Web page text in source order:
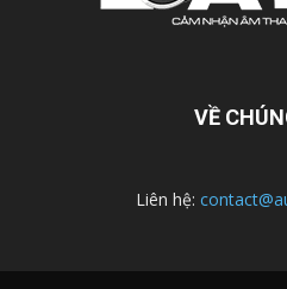
VỀ
Liên hệ: